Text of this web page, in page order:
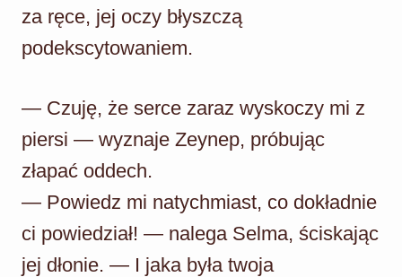
za ręce, jej oczy błyszczą
podekscytowaniem.
— Czuję, że serce zaraz wyskoczy mi z
piersi — wyznaje Zeynep, próbując
złapać oddech.
— Powiedz mi natychmiast, co dokładnie
ci powiedział! — nalega Selma, ściskając
jej dłonie. — I jaka była twoja